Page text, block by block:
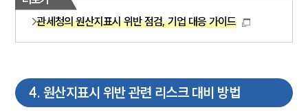
관세청의 원산지표시 위반 점검, 기업 대응 가이드
4. 원산지표시 위반 관련 리스크 대비 방법